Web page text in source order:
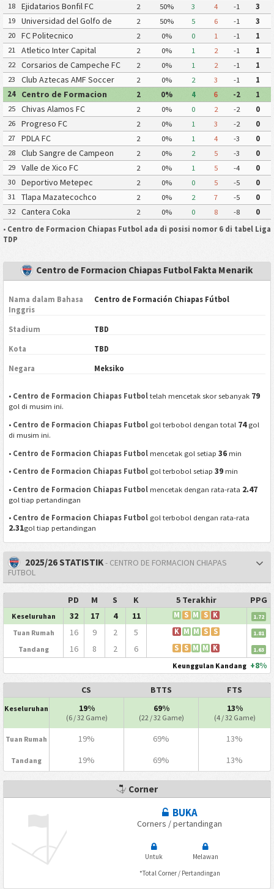
18
Ejidatarios Bonfil FC 2 50% 3 4 -1
3
19
Universidad del Golfo de
Mexico FC
2 50% 5 6 -1
3
20
FC Politecnico 2 0% 0 1 -1
1
21
Atletico Inter Capital 2 0% 1 2 -1
1
22
Corsarios de Campeche FC 2 0% 1 2 -1
1
23
Club Aztecas AMF Soccer
Aragon
2 0% 2 3 -1
1
24
Centro de Formacion
Chiapas Futbol
2 0% 4 6 -2
1
25
Chivas Alamos FC 2 0% 0 2 -2
0
26
Progreso FC 2 0% 1 3 -2
0
27
PDLA FC 2 0% 1 4 -3
0
28
Club Sangre de Campeon 2 0% 2 5 -3
0
29
Valle de Xico FC 2 0% 1 5 -4
0
30
Deportivo Metepec
Eurosoccer FC
2 0% 0 5 -5
0
31
Tlapa Mazatecochco 2 0% 2 7 -5
0
32
Cantera Coka 2 0% 0 8 -8
0
• Centro de Formacion Chiapas Futbol ada di posisi nomor 6 di tabel Liga
TDP
Centro de Formacion Chiapas Futbol Fakta Menarik
Nama dalam Bahasa
Inggris
Centro de Formación Chiapas Fútbol
Stadium TBD
Kota TBD
Negara Meksiko
• Centro de Formacion Chiapas Futbol telah mencetak skor sebanyak 79
gol di musim ini.
• Centro de Formacion Chiapas Futbol gol terbobol dengan total 74gol
di musim ini.
• Centro de Formacion Chiapas Futbol mencetak gol setiap36 min
• Centro de Formacion Chiapas Futbol gol terbobol setiap39 min
• Centro de Formacion Chiapas Futbol mencetak dengan rata-rata 2.47
gol tiap pertandingan
• Centro de Formacion Chiapas Futbol gol terbobol dengan rata-rata
2.31gol tiap pertandingan
2025/26 STATISTIK- CENTRO DE FORMACION CHIAPAS
FUTBOL
PD M S K 5 Terakhir PPG
Keseluruhan 32 17 4 11 M S M S K 1.72
Tuan Rumah 16 9 2 5 K M M S S 1.81
Tandang 16 8 2 6 S S M M K 1.63
Keunggulan Kandang +8%
CS BTTS FTS
Keseluruhan 19%
(6 / 32 Game)
69%
(22 / 32 Game)
13%
(4 / 32 Game)
Tuan Rumah 19% 69% 13%
Tandang 19% 69% 13%
Corner
BUKA
Corners / pertandingan
Untuk
Melawan
*Total Corner / Pertandingan